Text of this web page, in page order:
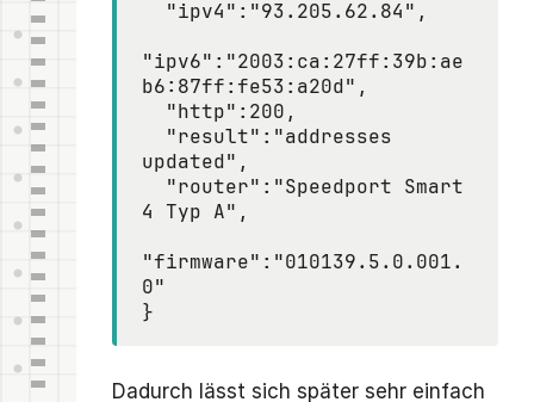
"ipv6":"2003:ca:27ff:39b:ae
b6:87ff:fe53:a20d",
updated",
4 Typ A",
"firmware":"010139.5.0.001.
0"
Dadurch lässt sich später sehr einfach